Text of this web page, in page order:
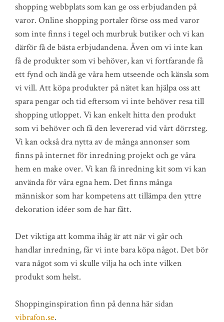
shopping webbplats som kan ge oss erbjudanden på
varor. Online shopping portaler förse oss med varor
som inte finns i tegel och murbruk butiker och vi kan
därför få de bästa erbjudandena. Även om vi inte kan
få de produkter som vi behöver, kan vi fortfarande få
ett fynd och ändå ge våra hem utseende och känsla som
vi vill. Att köpa produkter på nätet kan hjälpa oss att
spara pengar och tid eftersom vi inte behöver resa till
shopping utloppet. Vi kan enkelt hitta den produkt
som vi behöver och få den levererad vid vårt dörrsteg.
Vi kan också dra nytta av de många annonser som
finns på internet för inredning projekt och ge våra
hem en make over. Vi kan få inredning kit som vi kan
använda för våra egna hem. Det finns många
människor som har kompetens att tillämpa den yttre
dekoration idéer som de har fått.
Det viktiga att komma ihåg är att när vi går och
handlar inredning, får vi inte bara köpa något. Det bör
vara något som vi skulle vilja ha och inte vilken
produkt som helst.
Shoppinginspiration finn på denna här sidan
vibrafon.se.